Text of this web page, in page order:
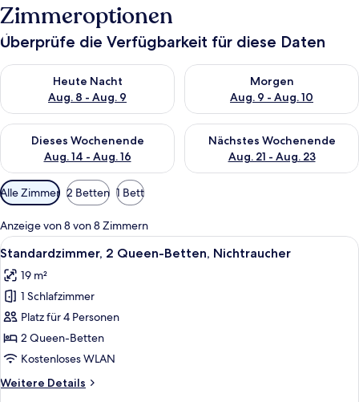
Zimmeroptionen
Überprüfe die Verfügbarkeit für diese Daten
Heute Nacht
Aug. 8 - Aug. 9
Überprüfe die Verfügbarkeit für heute Nacht, Aug. 8 - Aug. 9.
Morgen
Aug. 9 - Aug. 10
Überprüfe die Verfügbarkeit
Dieses Wochenende
Aug. 14 - Aug. 16
Überprüfe die Verfügbarkeit für dieses Wochenende, Aug. 14
Nächstes Wochenende
Aug. 21 - Aug. 23
Überprüfe die Verfügbarkeit
Verfügbare
Filter
für
Zimmer
Alle Zimmer 2 Betten 1 Bett
Anzeige von 8 von 8 Zimmern
Alle
Fotos
für
Standardzimmer,
2 Queen-
Betten,
Nichtraucher
Ein Hotelzimmer mit zwei Betten,
4
Standardzimmer, 2 Queen-Betten, Nichtraucher
19 m²
1 Schlafzimmer
Platz für 4 Personen
2 Queen-Betten
Kostenloses WLAN
Weitere Details
Weitere